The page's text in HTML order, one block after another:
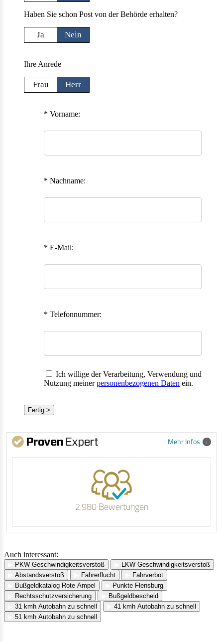
Haben Sie schon Post von der Behörde erhalten?
Ja Nein
Ihre Anrede
Frau Herr
* Vorname:
* Nachname:
* E-Mail:
* Telefonnummer:
Ich willige der Verarbeitung, Verwendung und
Nutzung meinerpersonenbezogenen Daten ein.
Fertig >
Mehr Infos
2.980 Bewertungen
Auch interessant:
PKW Geschwindigkeitsverstoß
LKW Geschwindigkeitsverstoß
Abstandsverstoß Fahrerflucht
Fahrverbot
Bußgeldkatalog Rote Ampel
Punkte Flensburg
Rechtsschutzversicherung
Bußgeldbescheid
31 kmh Autobahn zu schnell
41 kmh Autobahn zu schnell
51 kmh Autobahn zu schnell